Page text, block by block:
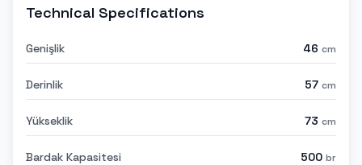
Technical Specifications
Genişlik 46 cm
Derinlik 57 cm
Yükseklik 73 cm
Bardak Kapasitesi 500 br